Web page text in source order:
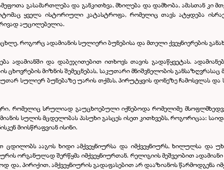
გასამართლება და განკითხვა, მხილება და დამხობა, ამასთან კი
ყველა ისტორიული კატასტროფა, რომელიც თავს ატყდება
აუცილებელია.
როგორც ადამიანის სულიერი ბუნებისა და მთელი ქვეყნიერების
ადამიანში და დაბეჯითებით ითხოვს თავის გადაწყვეტას.
ცხოვრების მიზნის შემეცნებას, საკუთარი მნიშვნელობის
სულიერ ბუნებაზე უარის თქმას, პირუტყვის დონეზე ჩამოსვლას და
რომელიც სრულიად გაუცხოებული იქნებოდა რომელიმე
სულის მცდელობას პასუხი გასცეს ისეთ კითხვებს, როგორიცაა:
მიისწრაფვიან ისინი.
ცდილობს ააგოს ხიდი ამქვეყნიურსა და იმქვეყნიურს, ხილულსა და
ორგანულად შერწყმა იმქვეყნიურთან. რელიგიის მეშვეობით
და, პირიქით, ამქვეყნიურის გადაფასებით არ დააზიანოს წარმოდგენა